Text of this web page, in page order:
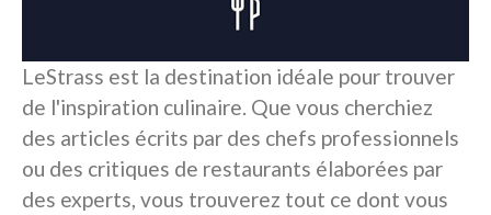
LeStrass est la destination idéale pour trouver
de l'inspiration culinaire. Que vous cherchiez
des articles écrits par des chefs professionnels
ou des critiques de restaurants élaborées par
des experts, vous trouverez tout ce dont vous